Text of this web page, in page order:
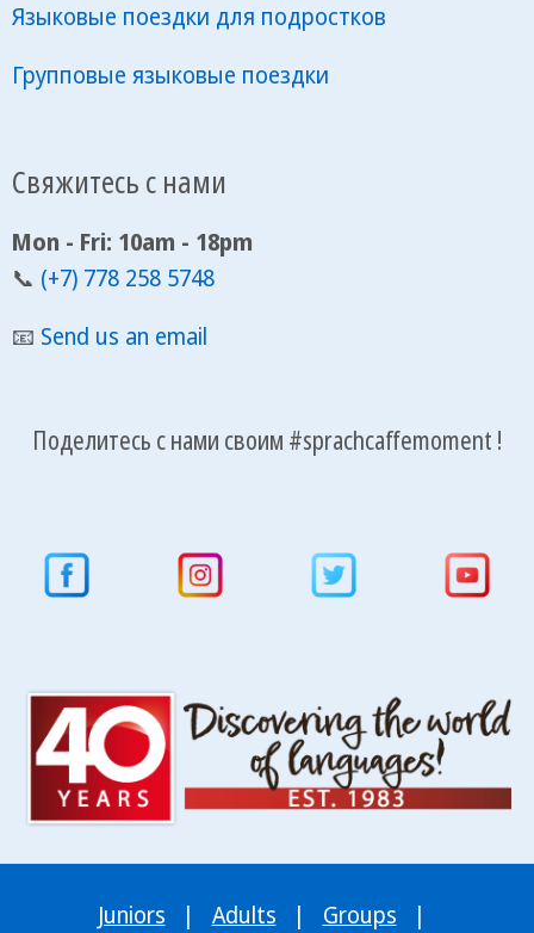
Языковые поездки для подростков
Групповые языковые поездки
Свяжитесь с нами
Mon - Fri: 10am - 18pm
📞 (+7) 778 258 5748
📧 Send us an email
Поделитесь с нами своим #sprachcaffemoment !
Juniors | Adults | Groups |